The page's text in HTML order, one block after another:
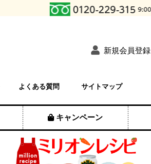
新規会員登録
よくある質問 サイトマップ
キャンペーン